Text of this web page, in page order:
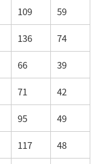
109 59
136 74
66 39
71 42
95 49
117 48